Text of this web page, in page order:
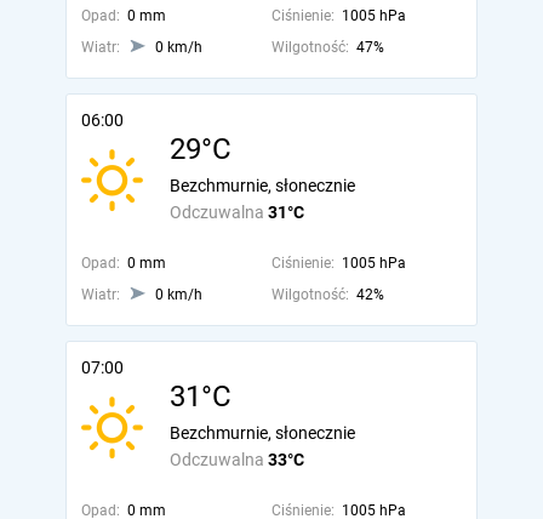
Opad: 0 mm Ciśnienie: 1005 hPa
Wiatr:
0 km/h Wilgotność: 47%
06:00
29°C
Odczuwalna 31°C
Bezchmurnie, słonecznie
Opad: 0 mm Ciśnienie: 1005 hPa
Wiatr:
0 km/h Wilgotność: 42%
07:00
31°C
Odczuwalna 33°C
Bezchmurnie, słonecznie
Opad: 0 mm Ciśnienie: 1005 hPa